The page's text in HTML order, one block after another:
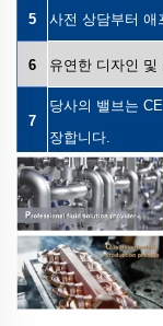
5 사전 상담부터 애
6 유연한 디자인
7
당사의 밸브는
장합니다.